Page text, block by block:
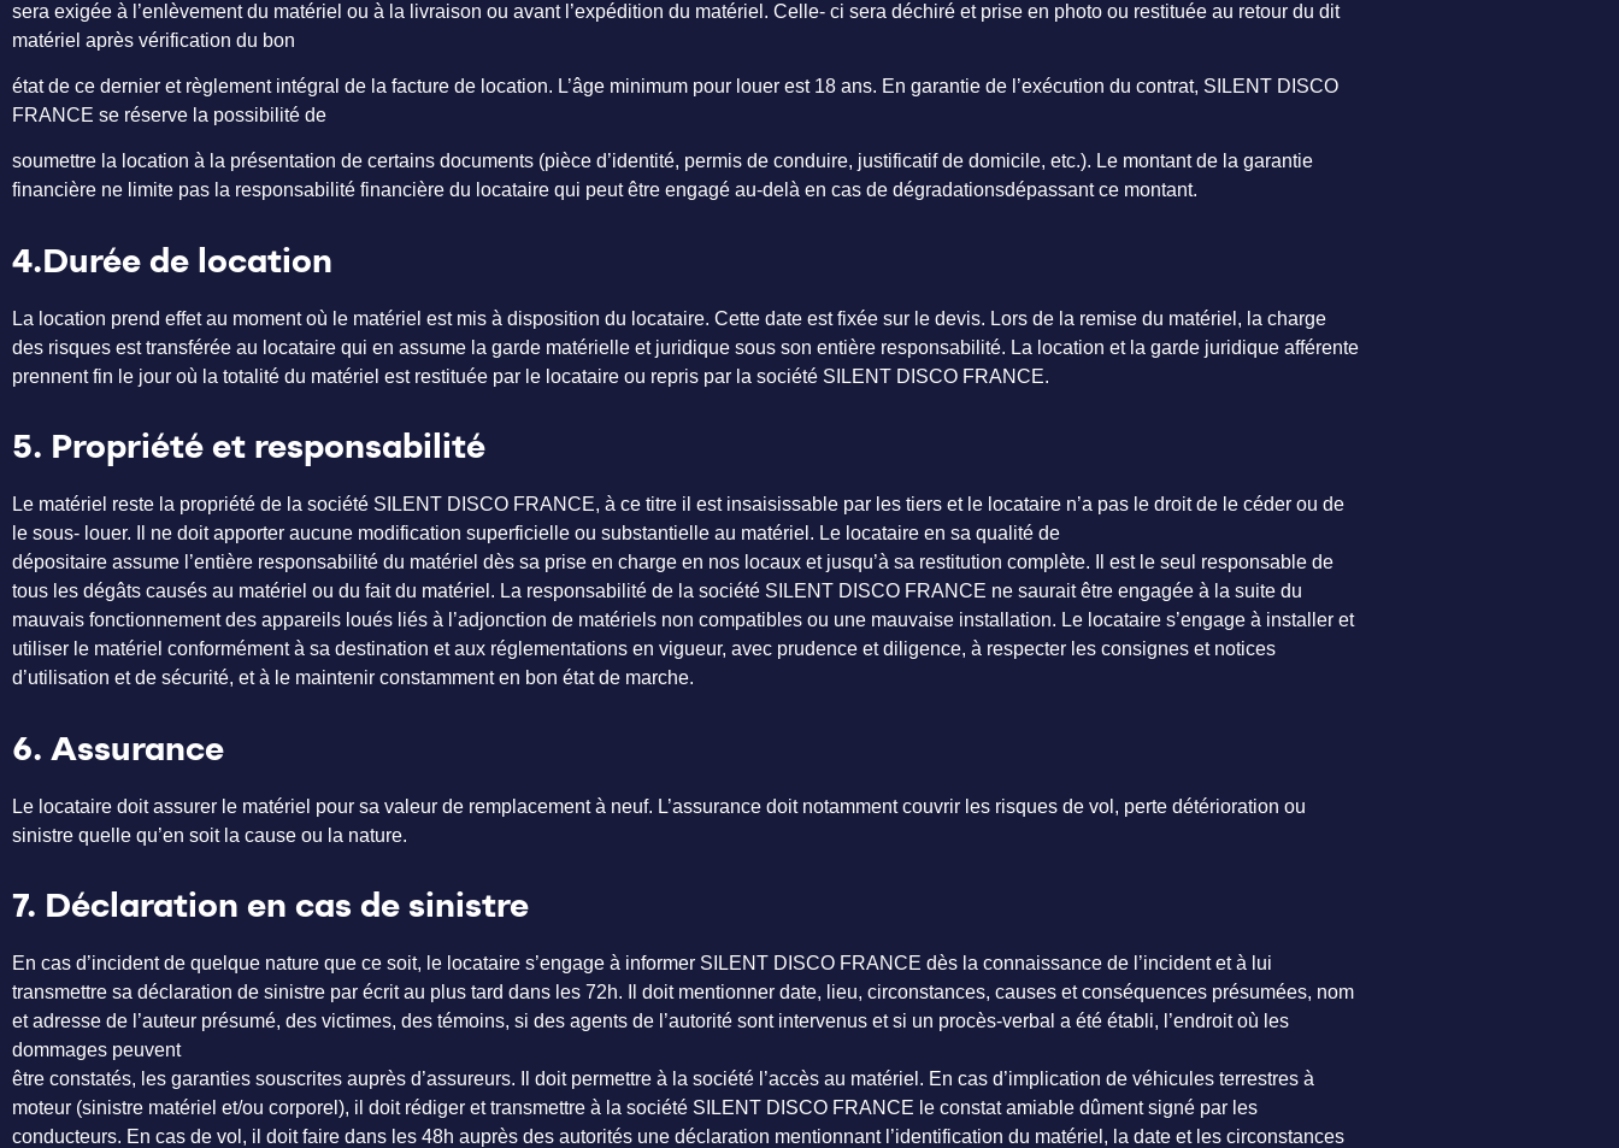
sera exigée à l’enlèvement du matériel ou à la livraison ou avant l’expédition du matériel. Celle- ci sera déchiré et prise en photo ou restituée au retour du dit
matériel après vérification du bon
état de ce dernier et règlement intégral de la facture de location. L’âge minimum pour louer est 18 ans. En garantie de l’exécution du contrat, SILENT DISCO
FRANCE se réserve la possibilité de
soumettre la location à la présentation de certains documents (pièce d’identité, permis de conduire, justificatif de domicile, etc.). Le montant de la garantie
financière ne limite pas la responsabilité financière du locataire qui peut être engagé au-delà en cas de dégradationsdépassant ce montant.
4.Durée de location
La location prend effet au moment où le matériel est mis à disposition du locataire. Cette date est fixée sur le devis. Lors de la remise du matériel, la charge
des risques est transférée au locataire qui en assume la garde matérielle et juridique sous son entière responsabilité. La location et la garde juridique afférente
prennent fin le jour où la totalité du matériel est restituée par le locataire ou repris par la société SILENT DISCO FRANCE.
5. Propriété et responsabilité
Le matériel reste la propriété de la société SILENT DISCO FRANCE, à ce titre il est insaisissable par les tiers et le locataire n’a pas le droit de le céder ou de
le sous- louer. Il ne doit apporter aucune modification superficielle ou substantielle au matériel. Le locataire en sa qualité de
dépositaire assume l’entière responsabilité du matériel dès sa prise en charge en nos locaux et jusqu’à sa restitution complète. Il est le seul responsable de
tous les dégâts causés au matériel ou du fait du matériel. La responsabilité de la société SILENT DISCO FRANCE ne saurait être engagée à la suite du
mauvais fonctionnement des appareils loués liés à l’adjonction de matériels non compatibles ou une mauvaise installation. Le locataire s’engage à installer et
utiliser le matériel conformément à sa destination et aux réglementations en vigueur, avec prudence et diligence, à respecter les consignes et notices
d’utilisation et de sécurité, et à le maintenir constamment en bon état de marche.
6. Assurance
Le locataire doit assurer le matériel pour sa valeur de remplacement à neuf. L’assurance doit notamment couvrir les risques de vol, perte détérioration ou
sinistre quelle qu’en soit la cause ou la nature.
7. Déclaration en cas de sinistre
En cas d’incident de quelque nature que ce soit, le locataire s’engage à informer SILENT DISCO FRANCE dès la connaissance de l’incident et à lui
transmettre sa déclaration de sinistre par écrit au plus tard dans les 72h. Il doit mentionner date, lieu, circonstances, causes et conséquences présumées, nom
et adresse de l’auteur présumé, des victimes, des témoins, si des agents de l’autorité sont intervenus et si un procès-verbal a été établi, l’endroit où les
dommages peuvent
être constatés, les garanties souscrites auprès d’assureurs. Il doit permettre à la société l’accès au matériel. En cas d’implication de véhicules terrestres à
moteur (sinistre matériel et/ou corporel), il doit rédiger et transmettre à la société SILENT DISCO FRANCE le constat amiable dûment signé par les
conducteurs. En cas de vol, il doit faire dans les 48h auprès des autorités une déclaration mentionnant l’identification du matériel, la date et les circonstances